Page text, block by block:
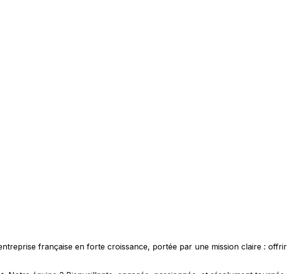
française en forte croissance, portée par une mission claire : offrir